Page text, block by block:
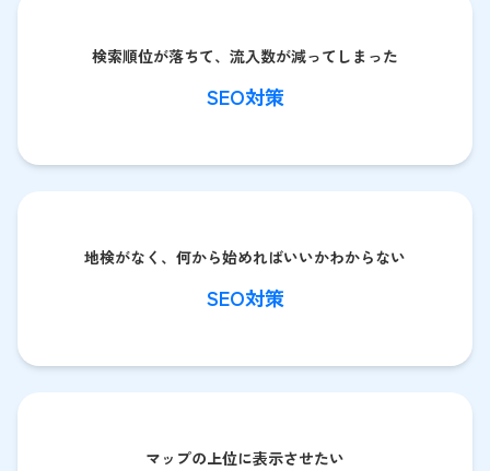
検索順位が落ちて、流入数が減ってしまった
SEO対策
地検がなく、何から始めればいいかわからない
SEO対策
マップの上位に表示させたい